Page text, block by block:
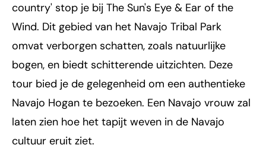
country' stop je bij The Sun's Eye & Ear of the
Wind. Dit gebied van het Navajo Tribal Park
omvat verborgen schatten, zoals natuurlijke
bogen, en biedt schitterende uitzichten. Deze
tour bied je de gelegenheid om een authentieke
Navajo Hogan te bezoeken. Een Navajo vrouw zal
laten zien hoe het tapijt weven in de Navajo
cultuur eruit ziet.